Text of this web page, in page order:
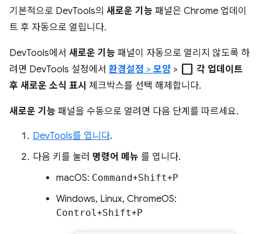
기본적으로 DevTools의 새로운 기능 패널은 Chrome 업데이
트 후 자동으로 열립니다.
DevTools에서 새로운 기능 패널이 자동으로 열리지 않도록 하
려면 DevTools 설정에서 환경설정 > 모양 > check_box_outline_blank 각 업데이트
후 새로운 소식 표시 체크박스를 선택 해제합니다.
새로운 기능 패널을 수동으로 열려면 다음 단계를 따르세요.
DevTools를 엽니다.
다음 키를 눌러 명령어 메뉴 를 엽니다.
macOS: Command+Shift+P
Windows, Linux, ChromeOS:
Control +Shift+P